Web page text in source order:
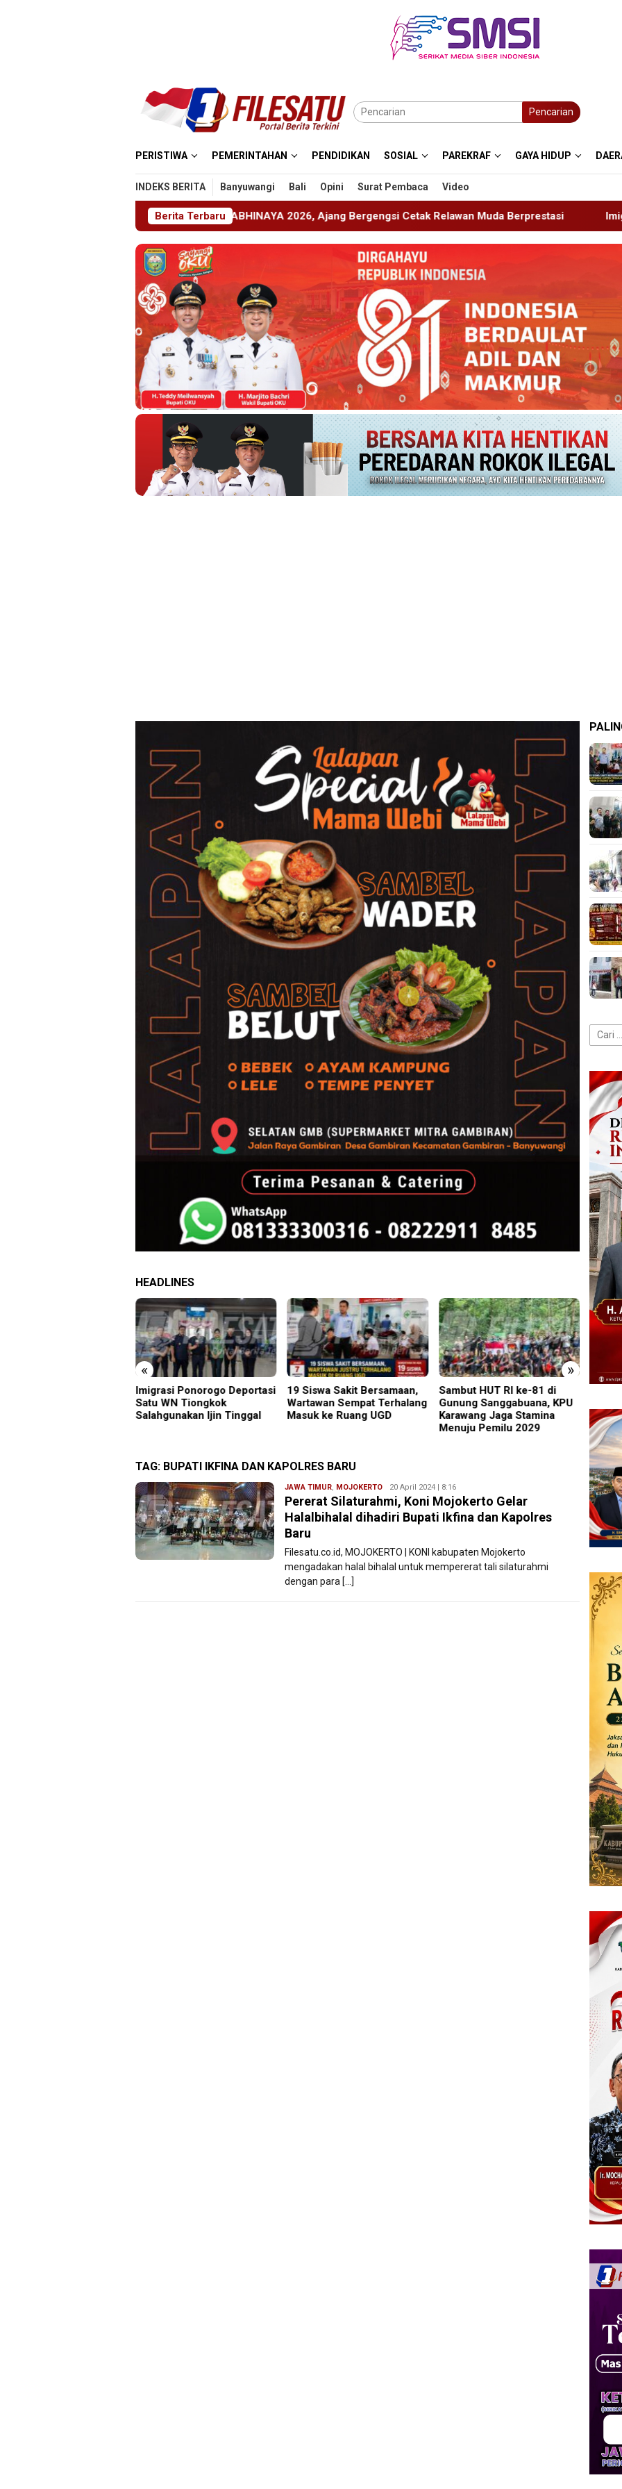
Pencarian
PERISTIWA PEMERINTAHAN PENDIDIKAN SOSIAL PAREKRAF GAYA HIDUP
INDEKS BERITA Banyuwangi Bali Opini Surat Pembaca Video
Berita Terbaru
1 Jember Gelar ABHINAYA 2026, Ajang Bergengsi Cetak Relawan Muda Berprestasi Imigrasi Ponorogo Deportasi
HEADLINES
« »
19 Siswa Sakit Bersamaan,
Wartawan Sempat Terhalang
Masuk ke Ruang UGD
Sambut HUT RI ke-81 di
Gunung Sanggabuana, KPU
Karawang Jaga Stamina
Perkenalkan Diri Lewat
Safari Jumat, Kapolres
Lumajang Ajak Warga Jaga
Kamtibmas
Ajang
TAG: BUPATI IKFINA DAN KAPOLRES BARU
JAWA TIMUR, MOJOKERTO Ryan
Karawang
20 April 2024 | 8:16
Pererat Silaturahmi, Koni Mojokerto Gelar
Halalbihalal dihadiri Bupati Ikfina dan Kapolres
Baru
Filesatu.co.id, MOJOKERTO | KONI kabupaten Mojokerto
mengadakan halal bihalal untuk mempererat tali silaturahmi
dengan para […]
Cari
untuk: